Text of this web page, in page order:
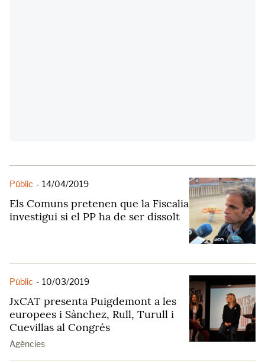
Públic - 14/04/2019
Els Comuns pretenen que la Fiscalia
investigui si el PP ha de ser dissolt
Públic - 10/03/2019
JxCAT presenta Puigdemont a les
europees i Sànchez, Rull, Turull i
Cuevillas al Congrés
Agències